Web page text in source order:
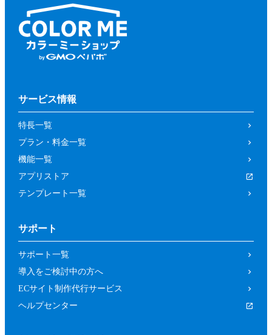
サービス情報
特長一覧
プラン・料金一覧
機能一覧
アプリストア
テンプレート一覧
サポート
サポート一覧
導入をご検討中の方へ
ECサイト制作代行サービス
ヘルプセンター